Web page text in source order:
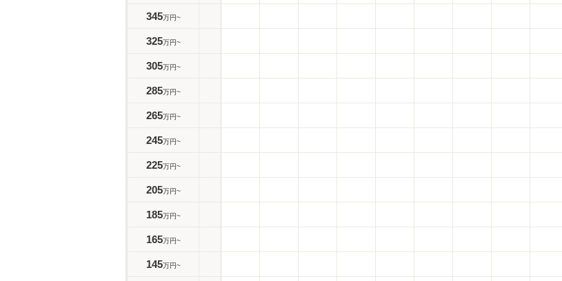
345万円~
325万円~
305万円~
285万円~
265万円~
245万円~
225万円~
205万円~
185万円~
165万円~
145万円~